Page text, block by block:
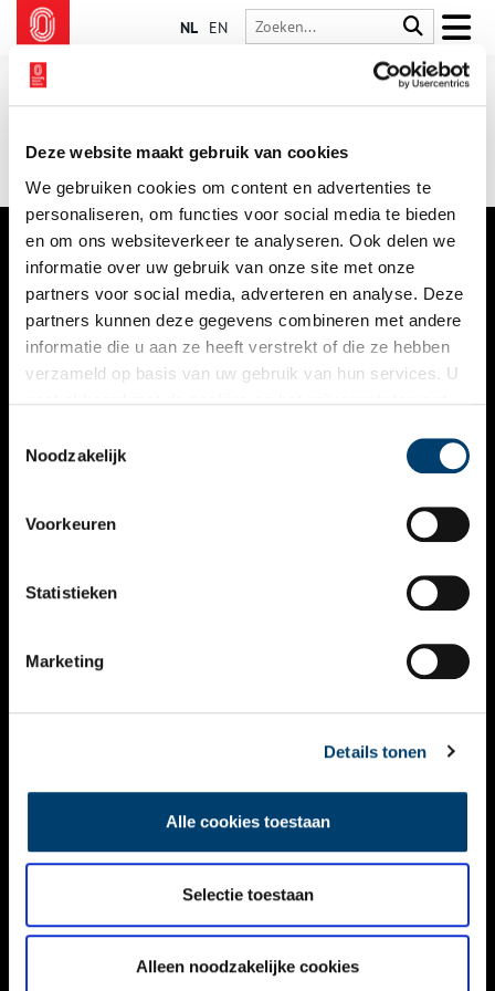
Deze website maakt gebruik van cookies
We gebruiken cookies om content en advertenties te
personaliseren, om functies voor social media te bieden
en om ons websiteverkeer te analyseren. Ook delen we
informatie over uw gebruik van onze site met onze
partners voor social media, adverteren en analyse. Deze
partners kunnen deze gegevens combineren met andere
informatie die u aan ze heeft verstrekt of die ze hebben
verzameld op basis van uw gebruik van hun services. U
Noodzakelijk
Voorkeuren
Statistieken
Marketing
Details tonen
Alle cookies toestaan
Selectie toestaan
Alleen noodzakelijke cookies
NL EN
VERHALEN
NIEUWS
KALENDER
ACTIVITEITEN
NIEUWSBRIEF
DISCLAIMER
TOEGANKELIJKHEID
Volg ONH op social media